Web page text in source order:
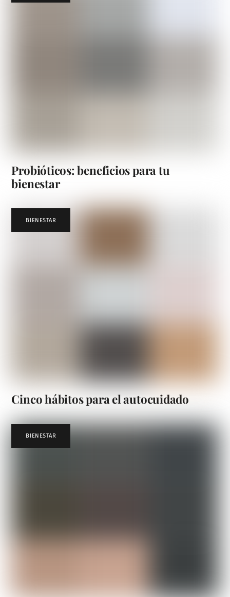
Probióticos: beneficios para tu
bienestar
BIENESTAR
Cinco hábitos para el autocuidado
BIENESTAR